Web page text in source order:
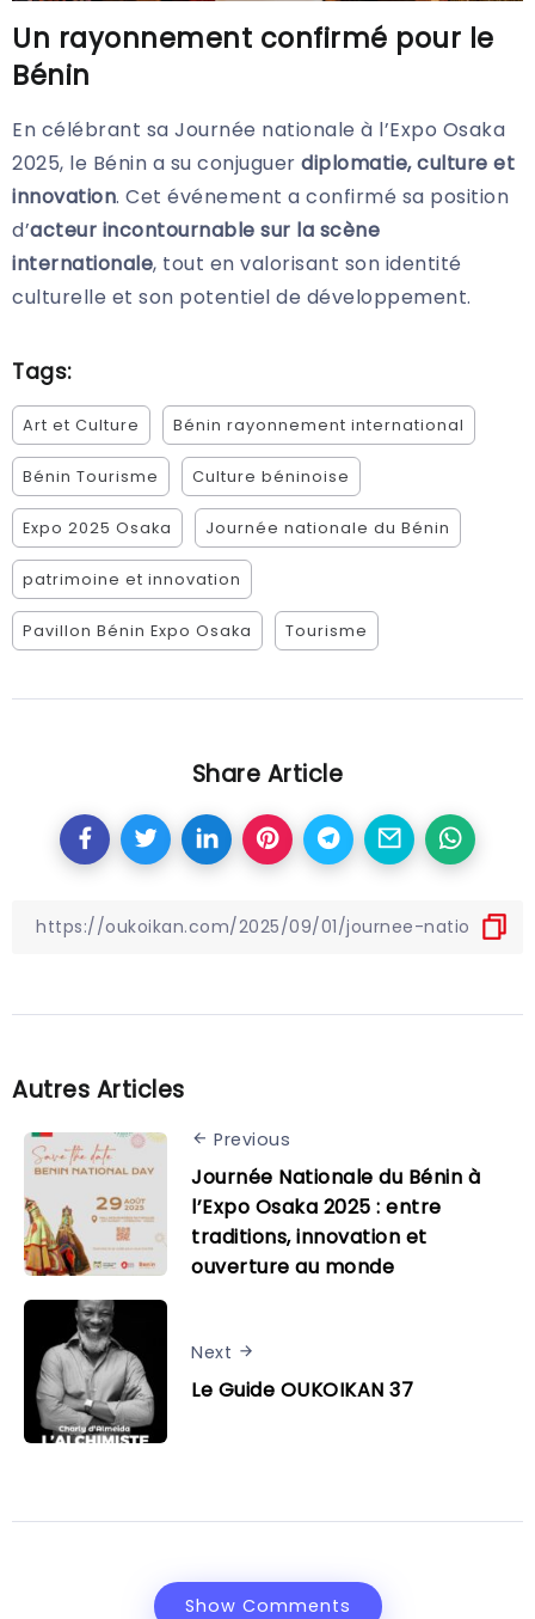
Un rayonnement confirmé pour le
Bénin
En célébrant sa Journée nationale à l’Expo Osaka
2025, le Bénin a su conjuguer diplomatie, culture et
innovation. Cet événement a confirmé sa position
d’acteur incontournable sur la scène
internationale, tout en valorisant son identité
culturelle et son potentiel de développement.
Tags:
Art et Culture Bénin rayonnement international
Bénin Tourisme Culture béninoise
Expo 2025 Osaka Journée nationale du Bénin
patrimoine et innovation
Pavillon Bénin Expo Osaka Tourisme
Share Article
Autres Articles
Previous
Journée Nationale du Bénin à
l’Expo Osaka 2025 : entre
traditions, innovation et
ouverture au monde
Next
Le Guide OUKOIKAN 37
Show Comments